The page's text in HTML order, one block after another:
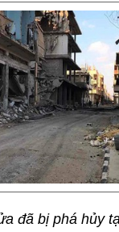
đã bị phá hủy